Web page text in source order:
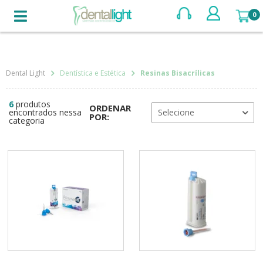
BUSCAR
Dentística e Estética Resinas Bisacrílicas
6produtos
encontrados nessa
categoria
ORDENAR
POR: Selecione